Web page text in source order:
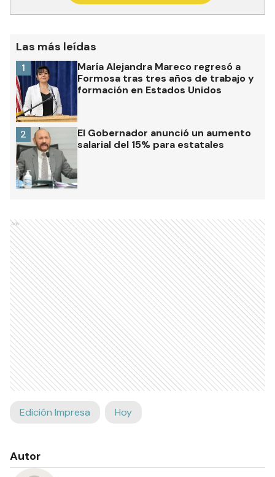
Las más leídas
María Alejandra Mareco regresó a
Formosa tras tres años de trabajo y
formación en Estados Unidos
1
El Gobernador anunció un aumento
salarial del 15% para estatales
2
Ads
Edición Impresa Hoy
Autor